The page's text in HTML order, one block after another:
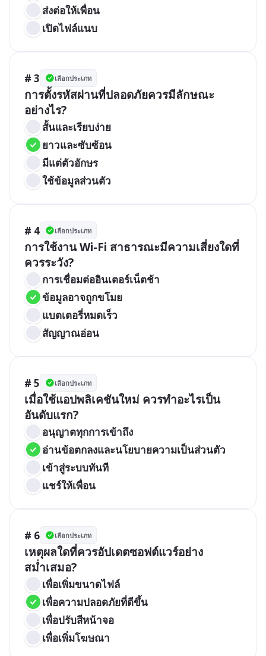
ส่งต่อให้เพื่อน
เปิดไฟล์แนบ
# 3 เลือกประเภท
การตั้งรหัสผ่านที่ปลอดภัยควรมีลักษณะ
อย่างไร?
สั้นและเรียบง่าย
ยาวและซับซ้อน
มีแต่ตัวอักษร
ใช้ข้อมูลส่วนตัว
# 4 เลือกประเภท
การใช้งาน Wi-Fi สาธารณะมีความเสี่ยงใดที่
ควรระวัง?
การเชื่อมต่ออินเตอร์เน็ตช้า
ข้อมูลอาจถูกขโมย
แบตเตอรี่หมดเร็ว
สัญญาณอ่อน
# 5 เลือกประเภท
เมื่อใช้แอปพลิเคชันใหม่ ควรทำอะไรเป็น
อันดับแรก?
อนุญาตทุกการเข้าถึง
อ่านข้อตกลงและนโยบายความเป็นส่วนตัว
เข้าสู่ระบบทันที
แชร์ให้เพื่อน
# 6 เลือกประเภท
เหตุผลใดที่ควรอัปเดตซอฟต์แวร์อย่าง
สม่ำเสมอ?
เพื่อเพิ่มขนาดไฟล์
เพื่อความปลอดภัยที่ดีขึ้น
เพื่อปรับสีหน้าจอ
เพื่อเพิ่มโฆษณา